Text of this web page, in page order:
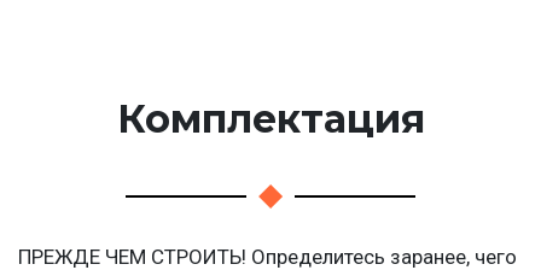
Комплектация
ПРЕЖДЕ ЧЕМ СТРОИТЬ! Определитесь заранее, чего